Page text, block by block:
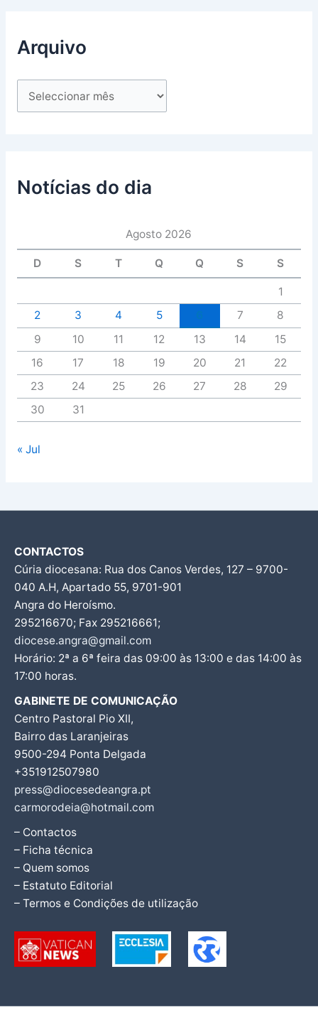
Arquivo
Notícias do dia
Agosto 2026
D S T Q Q S S
1
2
3 4 5 7
8
9
10 11 12 13 14
15
16
17 18 19 20 21
22
23
24 25 26 27 28
29
30
31
« Jul
CONTACTOS
Cúria diocesana: Rua dos Canos Verdes, 127 – 9700-
040 A.H, Apartado 55, 9701-901
Angra do Heroísmo.
295216670; Fax 295216661;
diocese.angra@gmail.com
Horário: 2ª a 6ª feira das 09:00 às 13:00 e das 14:00 às
17:00 horas.
GABINETE DE COMUNICAÇÃO
Centro Pastoral Pio XII,
Bairro das Laranjeiras
9500-294 Ponta Delgada
+351912507980
press@diocesedeangra.pt
carmorodeia@hotmail.com
– Contactos
– Ficha técnica
– Quem somos
– Estatuto Editorial
– Termos e Condições de utilização